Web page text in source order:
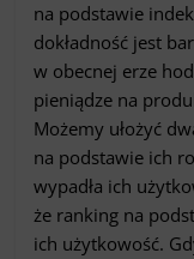
na podstawie
dokładność jest
w obecnej erze
pieniądze na
Możemy ułożyć
na podstawie ich
wypadła ich
że ranking na
ich użytkowość.